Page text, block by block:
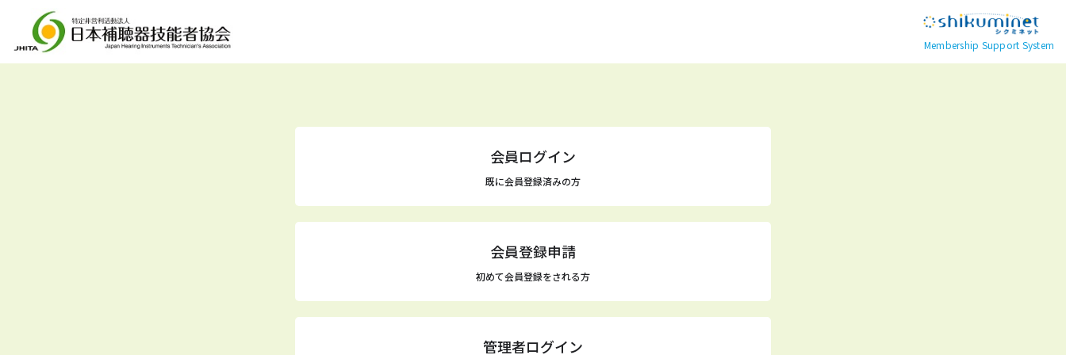
Membership Support System
会員ログイン
既に会員登録済みの方
会員登録申請
初めて会員登録をされる方
管理者ログイン